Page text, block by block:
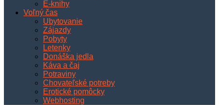
E-knihy
Voľný čas
Ubytovanie
Zájazdy
Pobyty
Letenky
Donáška jedla
Káva a čaj
Potraviny
Chovateľské potreby
Erotické pomôcky
Webhosting